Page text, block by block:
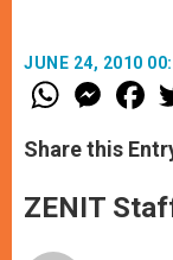
JUNE 24, 2010
W
h
t
s
p
p
M
e
s
e
g
e
F
a
e
b
o
k
Share this
ZENIT